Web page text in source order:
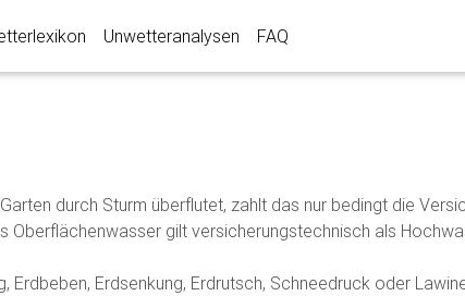
Unwetteranalysen FAQ
durch Sturm überflutet, zahlt das nur bedingt die
Oberflächenwasser gilt versicherungstechnisch als
Erdbeben, Erdsenkung, Erdrutsch, Schneedruck oder